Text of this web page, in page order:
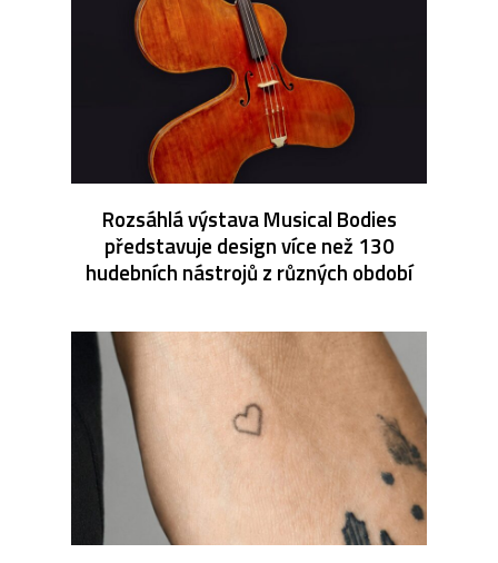
Rozsáhlá výstava Musical Bodies
představuje design více než 130
hudebních nástrojů z různých období